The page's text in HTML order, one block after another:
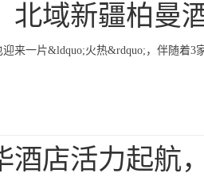
北域新疆柏曼
来一片&ldquo;火热&rdquo;，伴随着
酒店活力起航